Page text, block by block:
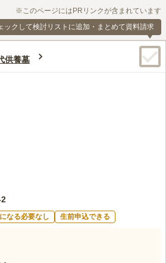
※このページにはPRリンクが含まれています
ックして検討リストに追加・まとめて資料請求
供養墓
なる必要なし 生前申込できる